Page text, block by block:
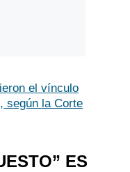
el vínculo
según la Corte
ES